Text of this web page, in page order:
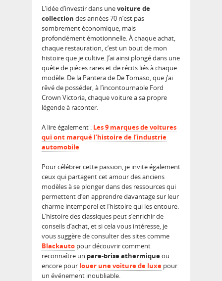
L’idée d’investir dans unevoiture de
collection des années 70 n’est pas
sombrement économique, mais
profondément émotionnelle. À chaque achat,
chaque restauration, c’est un bout de mon
histoire que je cultive. J’ai ainsi plongé dans une
quête de pièces rares et de récits liés à chaque
modèle. De la Pantera de De Tomaso, que j’ai
rêvé de posséder, à l’incontournable Ford
Crown Victoria, chaque voiture a sa propre
légende à raconter.
A lire également : Les 9 marques de voitures
qui ont marqué l’histoire de l’industrie
automobile
Pour célébrer cette passion, je invite également
ceux qui partagent cet amour des anciens
modèles à se plonger dans des ressources qui
permettent d’en apprendre davantage sur leur
charme intemporel et l’histoire qui les entoure.
L’histoire des classiques peut s’enrichir de
conseils d’achat, et si cela vous intéresse, je
vous suggère de consulter des sites comme
Blackauto pour découvrir comment
reconnaître un pare-brise athermiqueou
encore pour louer une voiture de luxe pour
un événement inoubliable.